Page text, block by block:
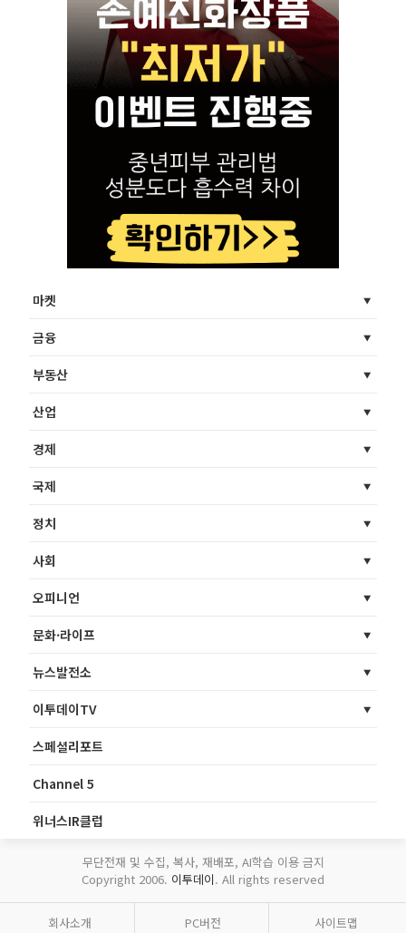
마켓
금융
부동산
산업
경제
국제
정치
사회
오피니언
문화·라이프
뉴스발전소
이투데이TV
스페셜리포트
Channel 5
위너스IR클럽
무단전재 및 수집, 복사, 재배포, AI학습 이용 금지
Copyright 2006. 이투데이. All rights reserved
회사소개 PC버전 사이트맵